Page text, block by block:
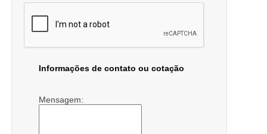
Informações de contato ou cotação
Mensagem: